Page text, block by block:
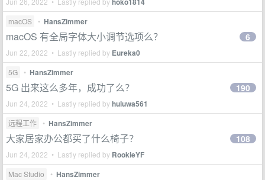
macOS • HansZimmer
macOS 有全局字体大小调节选项么？
Jun 22, 2022 • Lastly replied by Eureka0
6
5G • HansZimmer
5G 出来这么多年，成功了么？
Jun 24, 2022 • Lastly replied byhuluwa561
190
远程工作 • HansZimmer
大家居家办公都买了什么椅子？
Jun 24, 2022 • Lastly replied by RookieYF
108
Mac Studio • HansZimmer